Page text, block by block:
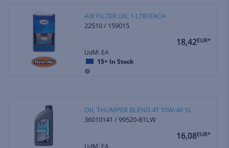
AIR FILTER OIL 1 LTR/EACH
22510 / 159015
18,42EUR*
UdM: EA
15+ In Stock
OIL THUMPER BLEND 4T 10W-40 1L
36010141 / 99520-B1LW
16,08EUR*
UdM: EA